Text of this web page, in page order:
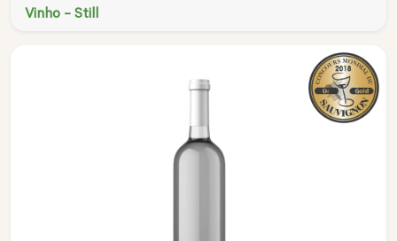
Vinho - Still